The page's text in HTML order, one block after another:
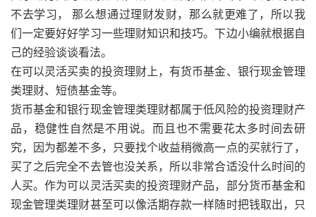
不去学习， 那么想通过理财发财，那么就更难了，所以我
们一定要好好学习一些理财知识和技巧。下边小编就根据自
己的经验谈谈看法。
在可以灵活买卖的投资理财上，有货币基金、银行现金管理
类理财、短债基金等。
货币基金和银行现金管理类理财都属于低风险的投资理财产
品，稳健性自然是不用说。而且也不需要花太多时间去研
究，因为都差不多，只要找个收益稍微高一点的买就行了，
买了之后完全不去管也没关系，所以非常合适没什么时间的
人买。作为可以灵活买卖的投资理财产品，部分货币基金和
现金管理类理财甚至可以像活期存款一样随时把钱取出，只